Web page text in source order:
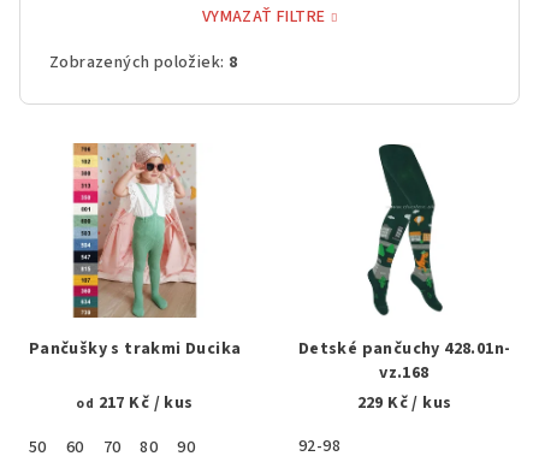
VYMAZAŤ FILTRE
Zobrazených položiek: 8
Pančušky s trakmi Ducika
od 217 Kč / kus
50
60 70 80
90
Detské pančuchy 428.01n-
vz.168
229 Kč/ kus
92-98